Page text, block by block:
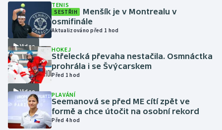
Judo
Krasobruslení
Lezení
Lyže a snowboard
Moderní pětiboj
Video
TENIS
SESTŘIH
Menšík je v Montrealu v
osmifinále
Aktualizováno před 1 hod
Video
HOKEJ
Střelecká převaha nestačila. Osmnáctka
prohrála i se Švýcarskem
Před 1 hod
PLAVÁNÍ
Seemanová se před ME cítí zpět ve
formě a chce útočit na osobní rekord
Před 4 hod